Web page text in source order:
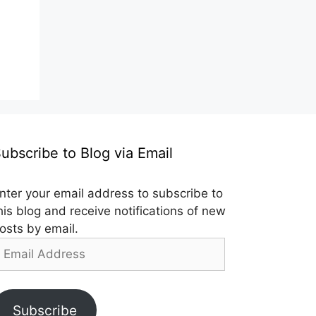
to Blog via Email
your email address to subscribe to
blog and receive notifications of new
by email.
Subscribe